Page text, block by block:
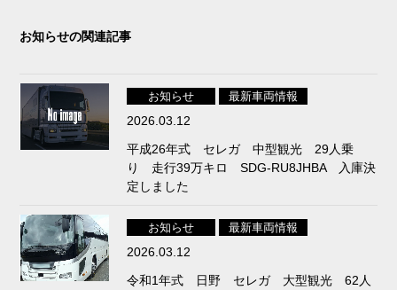
お知らせの関連記事
お知らせ 最新車両情報
2026.03.12
平成26年式 セレガ 中型観光 29人乗
り 走行39万キロ SDG-RU8JHBA 入庫決
定しました
お知らせ 最新車両情報
2026.03.12
令和1年式 日野 セレガ 大型観光 62人